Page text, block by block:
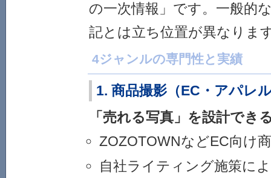
の一次情報」です。一般的
記とは立ち位置が異なりま
4ジャンルの専門性と実績
1. 商品撮影（EC・アパレ
「売れる写真」を設計でき
ZOZOTOWNなどEC向け
自社ライティング施策に